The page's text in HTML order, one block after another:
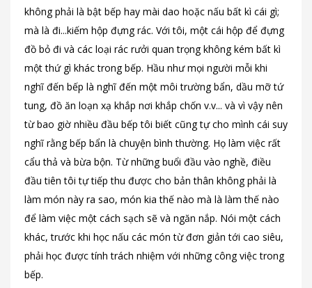
không phải là bật bếp hay mài dao hoặc nấu bất kì cái gì;
mà là đi...kiếm hộp đựng rác. Với tôi, một cái hộp để đựng
đồ bỏ đi và các loại rác rưởi quan trọng không kém bất kì
một thứ gì khác trong bếp. Hầu như mọi người mỗi khi
nghĩ đến bếp là nghĩ đến một môi trường bẩn, dầu mỡ tứ
tung, đồ ăn loạn xạ khắp nơi khắp chốn v.v... và vì vậy nên
từ bao giờ nhiều đầu bếp tôi biết cũng tự cho mình cái suy
nghĩ rằng bếp bẩn là chuyện bình thường. Họ làm việc rất
cẩu thả và bừa bộn. Từ những buổi đầu vào nghề, điều
đầu tiên tôi tự tiếp thu được cho bản thân không phải là
làm món này ra sao, món kia thế nào mà là làm thế nào
để làm việc một cách sạch sẽ và ngăn nắp. Nói một cách
khác, trước khi học nấu các món từ đơn giản tới cao siêu,
phải học được tính trách nhiệm với những công việc trong
bếp.